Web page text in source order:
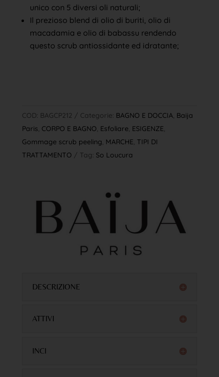
unico con 5 diversi oli naturali;
Il prezioso blend di olio di buriti, olio di
macadamia e olio di babassu rendendo
questo scrub antiossidante ed idratante;
COD: BAGCP212 Categorie: BAGNO E DOCCIA, Baija
Paris, CORPO E BAGNO, Esfoliare, ESIGENZE,
Gommage scrub peeling, MARCHE, TIPI DI
TRATTAMENTO
Tag: So Loucura
DESCRIZIONE
ATTIVI
INCI